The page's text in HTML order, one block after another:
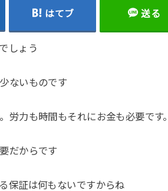
はてブ 送る
しょう
ないものです
労力も時間もそれにお金も必要です。
だからです
保証は何もないですからね